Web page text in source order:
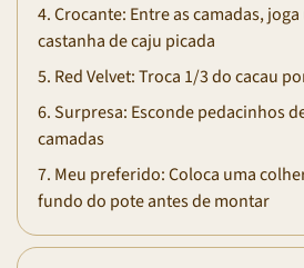
4. Crocante: Entre as camadas,
castanha de caju picada
5. Red Velvet: Troca 1/3 do cacau
6. Surpresa: Esconde pedacinhos
camadas
7. Meu preferido: Coloca uma
fundo do pote antes de montar